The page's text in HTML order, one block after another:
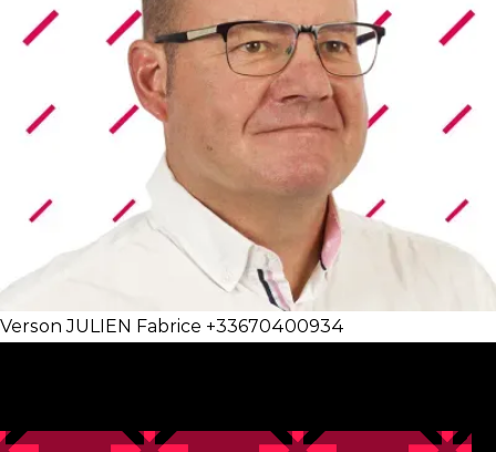
Verson JULIEN Fabrice +33670400934